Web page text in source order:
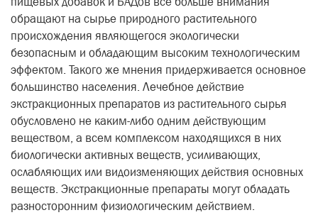
обращают на сырье природного растительного
происхождения являющегося экологически
безопасным и обладающим высоким технологическим
эффектом. Такого же мнения придерживается основное
большинство населения. Лечебное действие
экстракционных препаратов из растительного сырья
обусловлено не каким-либо одним действующим
веществом, а всем комплексом находящихся в них
биологически активных веществ, усиливающих,
ослабляющих или видоизменяющих действия основных
веществ. Экстракционные препараты могут обладать
разносторонним физиологическим действием.